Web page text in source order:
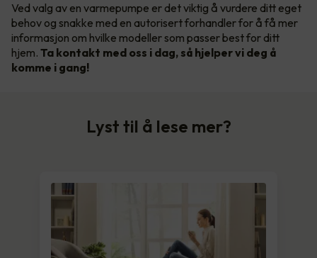
Ved valg av en varmepumpe er det viktig å vurdere ditt eget
behov og snakke med en autorisert forhandler for å få mer
informasjon om hvilke modeller som passer best for ditt
hjem. Ta kontakt med oss i dag, så hjelper vi deg å
komme i gang!
Lyst til å lese mer?